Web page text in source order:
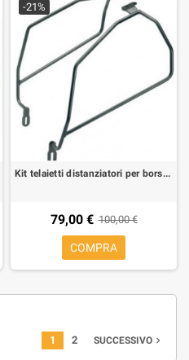
-21%
Kit telaietti distanziatori per borse morbide laterali per Honda Hornet 600 07-10
79,00 € 100,00 €
COMPRA
1 2 SUCCESSIVO navigate_next